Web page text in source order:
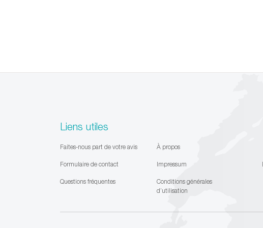
Liens utiles
Faites-nous part de votre avis
Formulaire de contact
Questions fréquentes
À propos
Impressum
Conditions générales
d’utilisation